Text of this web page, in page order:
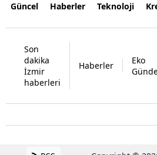
Güncel Haberler Teknoloji
Son
dakika
İzmir
haberleri
Haberler
Eko